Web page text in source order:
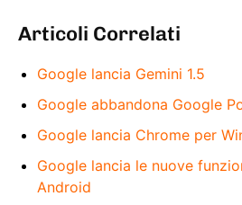
Articoli Correlati
Google lancia Gemini 1.5
Google abbandona Google
Google lancia Chrome per
Google lancia le nuove
Android